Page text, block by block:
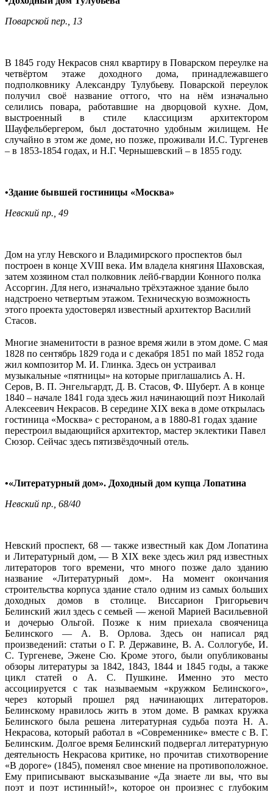
Поварской пер., 13
В 1845 году Некрасов снял квартиру в Поварском переулке на
четвёртом этаже доходного дома, принадлежавшего
подполковнику Александру Тулубьеву. Поварской переулок
получил своё название оттого, что на нём изначально
селились повара, работавшие на дворцовой кухне. Дом,
выстроенный в стиле классицизм архитектором
Шауфельбергером, был достаточно удобным жилищем. Не
случайно в этом же доме, но позже, проживали И.С. Тургенев
– в 1853-1854 годах, и Н.Г. Чернышевский – в 1855 году.
•Здание бывшей гостиницы «Москва»
Невский пр., 49
Дом на углу Невского и Владимирского проспектов был
построен в конце XVIII века. Им владела княгиня Шаховская,
затем хозяином стал полковник лейб-гвардии Конного полка
Ассоргин. Для него, изначально трёхэтажное здание было
надстроено четвертым этажом. Техническую возможность
этого проекта удостоверял известный архитектор Василий
Стасов.
Многие знаменитости в разное время жили в этом доме. С мая
1828 по сентябрь 1829 года и с декабря 1851 по май 1852 года
жил композитор М. И. Глинка. Здесь он устраивал
музыкальные «пятницы» на которые приглашались А. Н.
Серов, В. П. Энгельгардт, Д. В. Стасов, Ф. Шуберт. А в конце
1840 – начале 1841 года здесь жил начинающий поэт Николай
Алексеевич Некрасов. В середине XIX века в доме открылась
гостиница «Москва» с рестораном, а в 1880-81 годах здание
перестроил выдающийся архитектор, мастер эклектики Павел
Сюзор. Сейчас здесь пятизвёздочный отель.
•«Литературный дом». Доходный дом купца Лопатина
Невский пр., 68/40
Невский проспект, 68 — также известный как Дом Лопатина
и Литературный дом, — В XIX веке здесь жил ряд известных
литераторов того времени, что много позже дало зданию
название «Литературный дом». На момент окончания
строительства корпуса здание стало одним из самых больших
доходных домов в столице. Виссарион Григорьевич
Белинский жил здесь с семьей — женой Марией Васильевной
и дочерью Ольгой. Позже к ним приехала свояченица
Белинского — А. В. Орлова. Здесь он написал ряд
произведений: статьи о Г. Р. Державине, В. А. Соллогубе, И.
С. Тургеневе, Эжене Сю. Кроме этого, были опубликованы
обзоры литературы за 1842, 1843, 1844 и 1845 годы, а также
цикл статей о А. С. Пушкине. Именно это место
ассоциируется с так называемым «кружком Белинского»,
через который прошел ряд начинающих литераторов.
Белинскому нравилось жить в этом доме. В рамках кружка
Белинского была решена литературная судьба поэта Н. А.
Некрасова, который работал в «Современнике» вместе с В. Г.
Белинским. Долгое время Белинский подвергал литературную
деятельность Некрасова критике, но прочитав стихотворение
«В дороге» (1845), поменял свое мнение на противоположное.
Ему приписывают высказывание «Да знаете ли вы, что вы
поэт и поэт истинный!», которое он произнес с глубоким